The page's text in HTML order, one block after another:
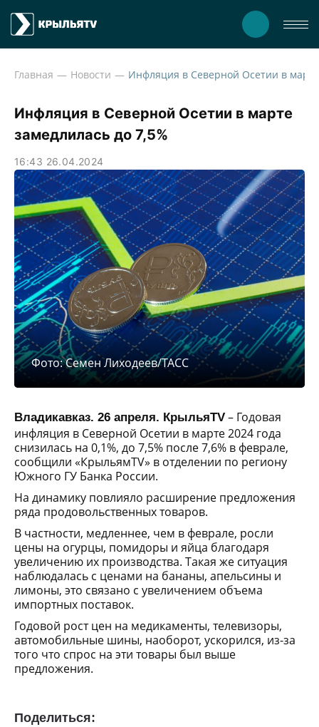
Главная Новости
Инфляция в Северной Осетии в марте
замедлилась до 7,5%
16:43 26.04.2024
Фото: Семен Лиходеев/ТАСС
Владикавказ. 26 апреля. КрыльяTV – Годовая
инфляция в Северной Осетии в марте 2024 года
снизилась на 0,1%, до 7,5% после 7,6% в феврале,
сообщили «КрыльямTV» в отделении по региону
Южного ГУ Банка России.
На динамику повлияло расширение предложения
ряда продовольственных товаров.
В частности, медленнее, чем в феврале, росли
цены на огурцы, помидоры и яйца благодаря
увеличению их производства. Такая же ситуация
наблюдалась с ценами на бананы, апельсины и
лимоны, это связано с увеличением объема
импортных поставок.
Годовой рост цен на медикаменты, телевизоры,
автомобильные шины, наоборот, ускорился, из-за
того что спрос на эти товары был выше
предложения.
Поделиться: